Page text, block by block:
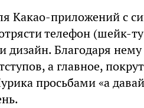
Какао-приложений с
телефон (шейк-
дизайн. Благодаря
а главное,
просьбами «а